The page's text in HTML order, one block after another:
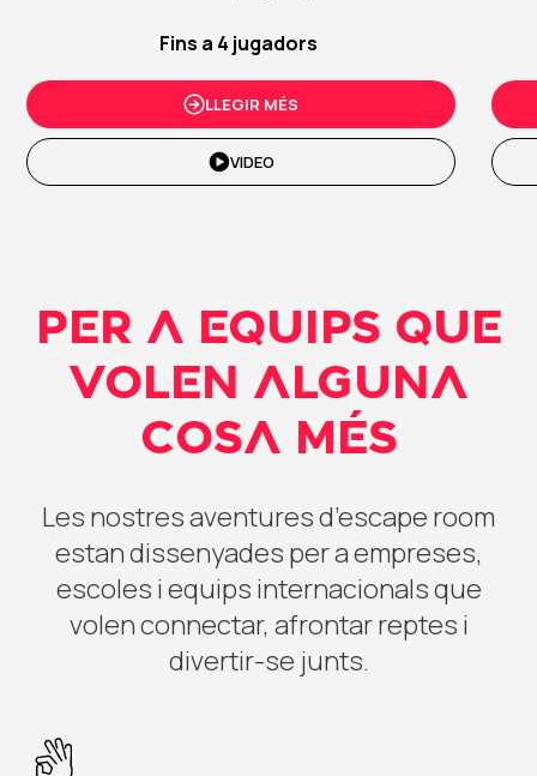
Fins a 4 jugadors
LLEGIR MÉS
VIDEO
PER A EQUIPS QUE
VOLEN ALGUNA
COSA MÉS
Les nostres aventures d’escape room
estan dissenyades per a empreses,
escoles i equips internacionals que
volen connectar, afrontar reptes i
divertir-se junts.